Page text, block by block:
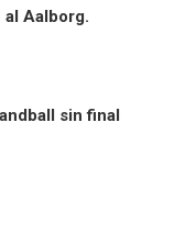
Aalborg.
sin final